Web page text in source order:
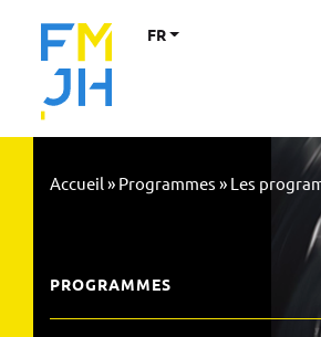
FR
Accueil » Programmes » Les
PROGRAMMES